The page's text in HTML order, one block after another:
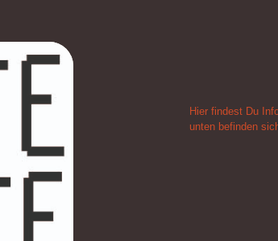
Hier findest Du
unten befinden